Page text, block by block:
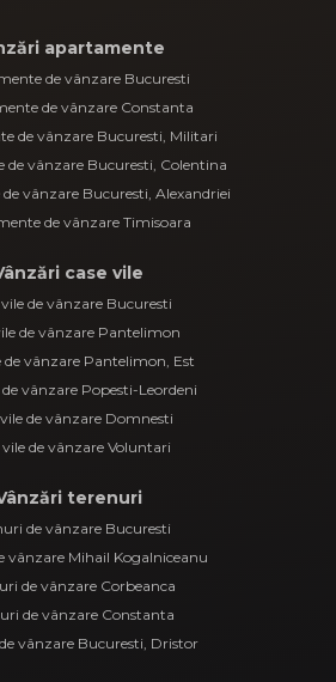
apartamente
de vânzare Bucuresti
de vânzare Constanta
de vânzare Bucuresti, Militari
vânzare Bucuresti, Colentina
vânzare Bucuresti, Alexandriei
de vânzare Timisoara
case vile
vile de vânzare Bucuresti
de vânzare Pantelimon
de vânzare Pantelimon, Est
de vânzare Popesti-Leordeni
vile de vânzare Domnesti
vile de vânzare Voluntari
terenuri
de vânzare Bucuresti
vânzare Mihail Kogalniceanu
de vânzare Corbeanca
de vânzare Constanta
vânzare Bucuresti, Dristor